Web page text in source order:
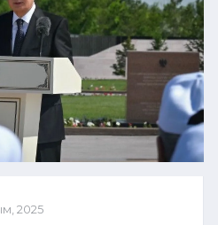
2025